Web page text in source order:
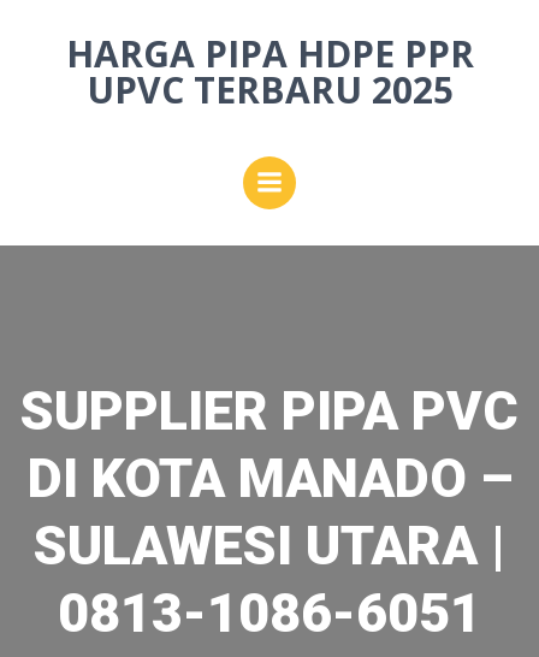
to
content
HARGA PIPA HDPE PPR
UPVC TERBARU 2025
SUPPLIER PIPA PVC
DI KOTA MANADO –
SULAWESI UTARA |
0813-1086-6051